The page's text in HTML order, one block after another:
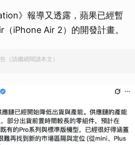
》報導又透露，蘋果已經暫
iPhone Air 2）的開發計畫。
（請繼續閱讀本文）